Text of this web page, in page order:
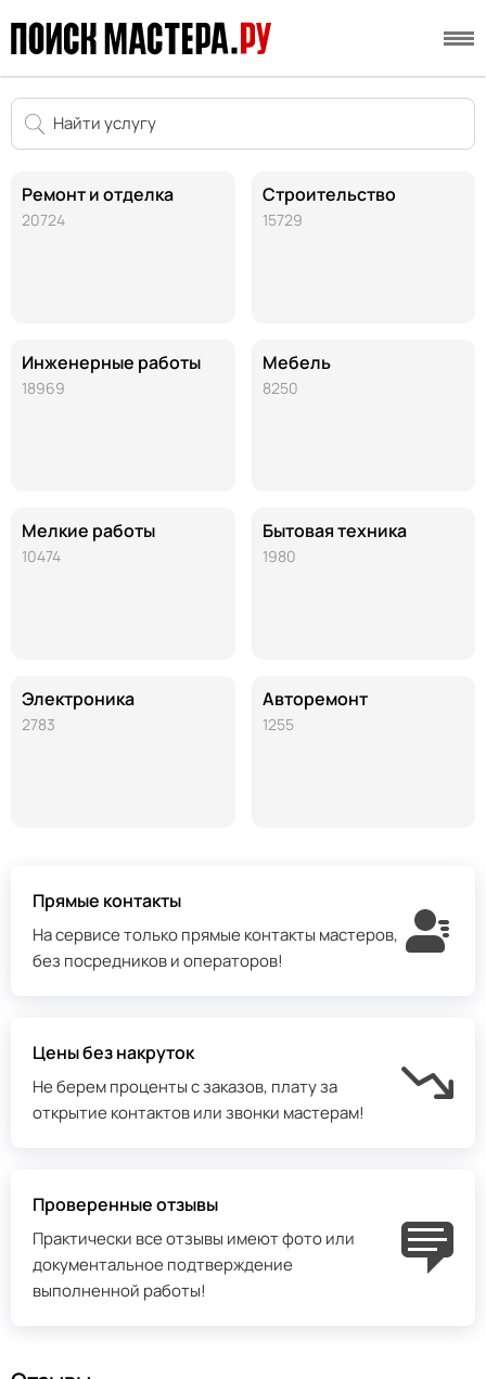
Ремонт и отделка
20724
Инженерные работы
18969
Мелкие работы
10474
Электроника
2783
Строительство
15729
Мебель
8250
Бытовая техника
1980
Авторемонт
1255
Прямые контакты
На сервисе только прямые контакты мастеров,
без посредников и операторов!
Цены без накруток
Не берем проценты с заказов, плату за
открытие контактов или звонки мастерам!
Проверенные отзывы
Практически все отзывы имеют фото или
документальное подтверждение
выполненной работы!